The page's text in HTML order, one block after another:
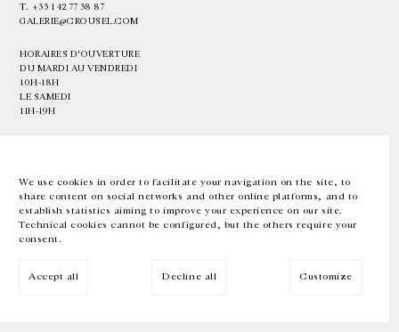
We use cookies in order to facilitate your navigation on the site, to
share content on social networks and other online platforms, and to
establish statistics aiming to improve your experience on our site.
Technical cookies cannot be configured, but the others require your
consent.
Accept all Decline all Customize
T. +33 1 42 77 38 87
GALERIE@CROUSEL.COM
HORAIRES D'OUVERTURE
DU MARDI AU VENDREDI
10H-18H
LE SAMEDI
11H-19H
EN FR 中文 Facebook Instagram
Inscrivez-vous à notre newsletter